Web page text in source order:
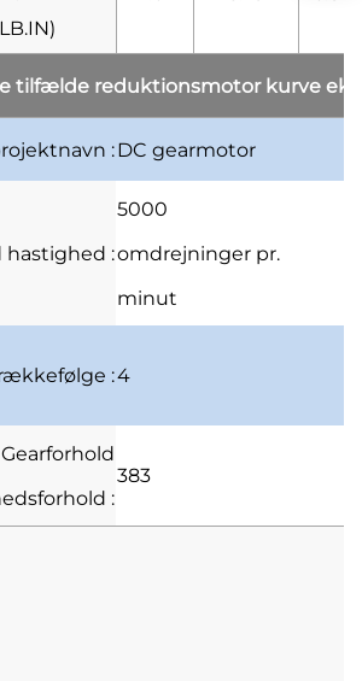
tilfælde reduktionsmotor kurve
:DC gearmotor
hastighed :
5000
omdrejninger pr.
minut
:4
Gearforhold
:
383